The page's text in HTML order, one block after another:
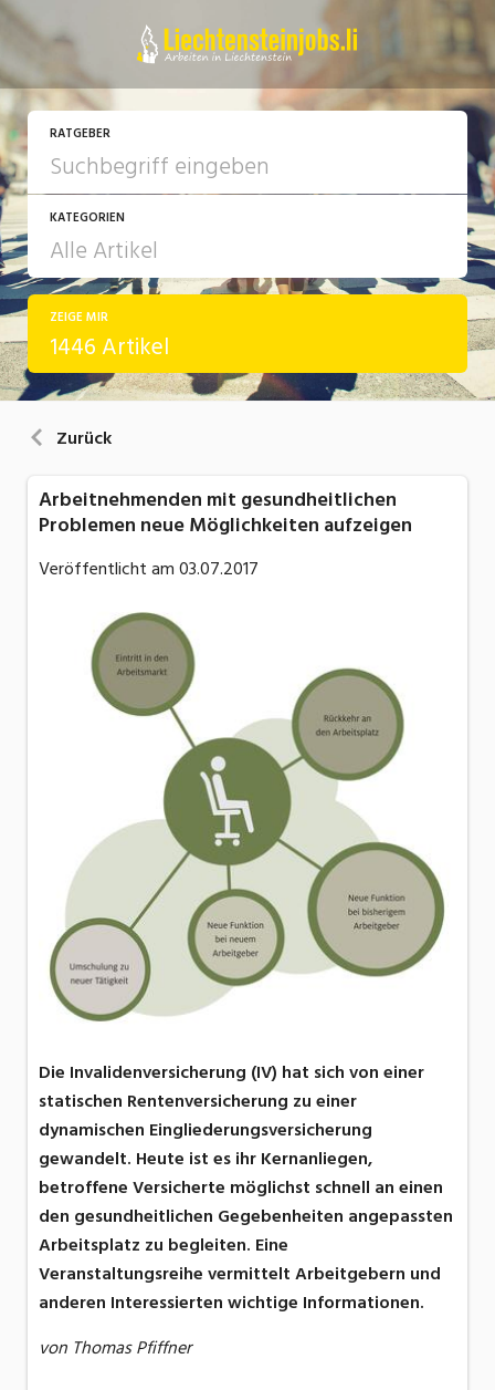
RATGEBER
KATEGORIEN
Arbeit
Ausbildung / Weiterbildung
ZEIGE MIR
1446 Artikel
Zurück
Arbeitnehmenden mit gesundheitlichen
Problemen neue Möglichkeiten aufzeigen
Veröffentlicht am03.07.2017
Die Invalidenversicherung (IV) hat sich von einer
statischen Rentenversicherung zu einer
dynamischen Eingliederungsversicherung
gewandelt. Heute ist es ihr Kernanliegen,
betroffene Versicherte möglichst schnell an einen
den gesundheitlichen Gegebenheiten angepassten
Arbeitsplatz zu begleiten. Eine
Veranstaltungsreihe vermittelt Arbeitgebern und
anderen Interessierten wichtige Informationen.
von Thomas Pfiffner